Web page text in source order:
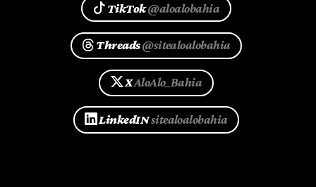
TikTok@aloalobahia
Threads@sitealoalobahia
XAloAlo_Bahia
LinkedINsitealoalobahia